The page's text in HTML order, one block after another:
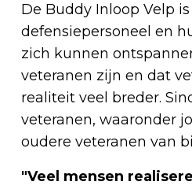
De Buddy Inloop Velp
defensiepersoneel en
zich kunnen
veteranen zijn en dat
realiteit veel breder.
veteranen, waaronder
oudere veteranen van
"Veel mensen